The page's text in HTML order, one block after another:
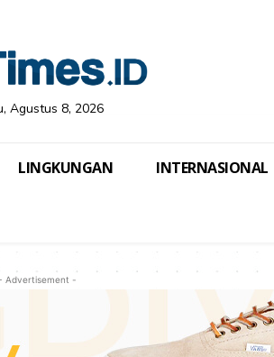
Agustus 8, 2026
LINGKUNGAN INTERNASIONAL
Advertisement -